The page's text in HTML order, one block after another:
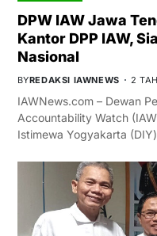
DPW IAW Jawa
Kantor DPP IAW,
Nasional
BYREDAKSI IAWNEWS 2
IAWNews.com – Dewan
Accountability Watch
Istimewa Yogyakarta